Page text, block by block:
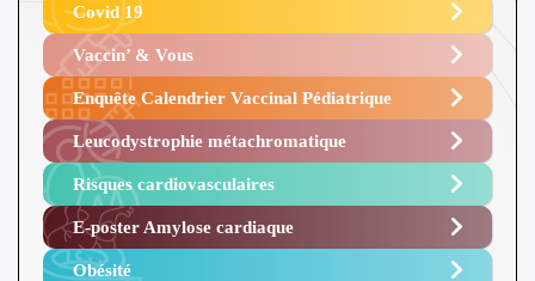
Covid 19
Vaccin’ & Vous
Enquête Calendrier Vaccinal Pédiatrique
Leucodystrophie métachromatique
Risques cardiovasculaires
E-poster Amylose cardiaque ​
Obésité ​